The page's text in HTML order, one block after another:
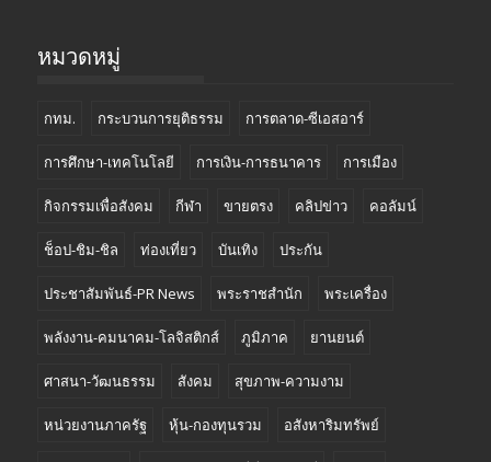
หมวดหมู่
กทม. กระบวนการยุติธรรม การตลาด-ซีเอสอาร์
การศึกษา-เทคโนโลยี การเงิน-การธนาคาร การเมือง
กิจกรรมเพื่อสังคม กีฬา ขายตรง คลิปข่าว คอลัมน์
ช็อป-ชิม-ชิล ท่องเที่ยว บันเทิง ประกัน
ประชาสัมพันธ์-PR News พระราชสำนัก พระเครื่อง
พลังงาน-คมนาคม-โลจิสติกส์ ภูมิภาค ยานยนต์
ศาสนา-วัฒนธรรม สังคม สุขภาพ-ความงาม
หน่วยงานภาครัฐ หุ้น-กองทุนรวม อสังหาริมทรัพย์